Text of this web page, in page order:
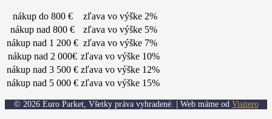
nákup do 800 €
zľava vo výške 2%
nákup nad 800 €
zľava vo výške 5%
nákup nad 1 200 € zľava vo výške 7%
nákup nad 2 000€ zľava vo výške 10%
nákup nad 3 500 € zľava vo výške 12%
nákup nad 5 000 € zľava vo výške 15%
© 2026 Euro Parket, Všetky práva vyhradené. | Web máme od Visitero